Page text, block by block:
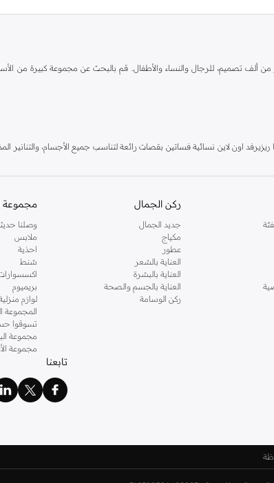
لاين بأكثر من ألف تصميم، للرجال والنساء والأطفال. قم بالبحث عن مجموعة كبيرة من
اون لاين نسائية فساتين بقصات رائعة لتناسب جميع الأجسام، والتنانير
ركن الجمال
جديد الجمال
مكياج
عطور
العناية بالشعر
العناية بالبشرة
العناية بالجسم والصحة
ركن الوسامة
مجموعة
وصلنا
ملابس
احذية
شنط
بريميوم
لوازم
المجموعة
تسوقوا
مجموعة
مجموعة
تابعنا